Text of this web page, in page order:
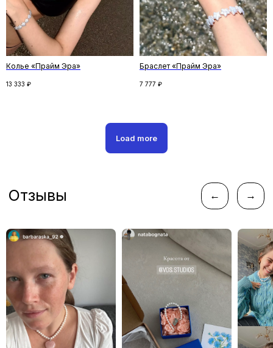
Колье «Прайм Эра»
13 333 ₽
Браслет «Прайм Эра»
7 777 ₽
Load more
и делимся удивительными историями
telegram
instagram*
политикой конфиденциальности